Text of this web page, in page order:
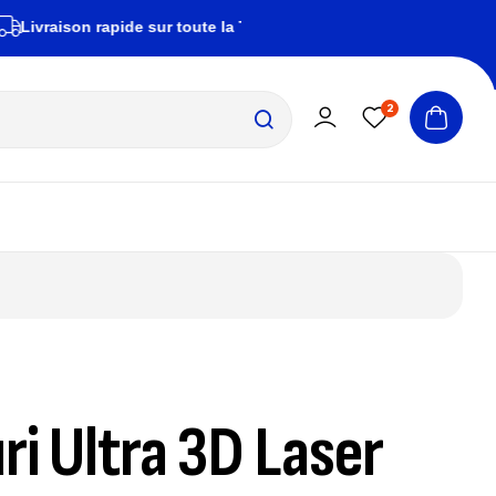
rapide sur toute la Tunisie
2
Ultra 3D Laser